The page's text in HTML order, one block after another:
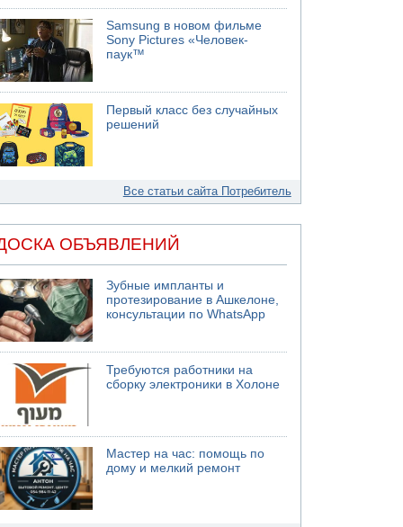
Samsung в новом фильме
Sony Pictures «Человек-
паук™
Первый класс без случайных
решений
Все статьи сайта Потребитель
ОБЪЯВЛЕНИЙ
Зубные импланты и
протезирование в Ашкелоне,
консультации по WhatsApp
Требуются работники на
сборку электроники в Холоне
Мастер на час: помощь по
дому и мелкий ремонт